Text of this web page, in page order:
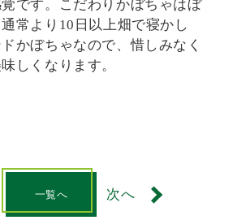
です。こだわりかぼちゃはぼ
常より10日以上畑で寝かし
かぼちゃなので、惜しみなく
しくなります。
一覧へ 次へ